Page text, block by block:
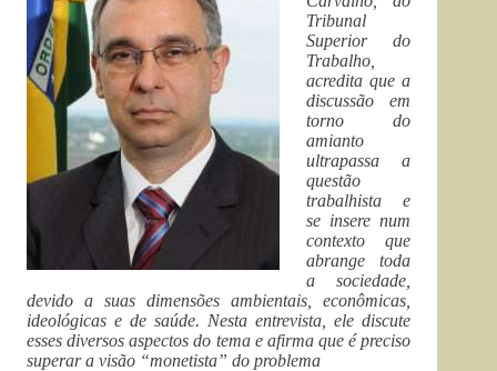
Tribunal
Superior do
Trabalho,
acredita que a
discussão em
torno do
amianto
ultrapassa a
questão
trabalhista e
se insere num
contexto que
abrange toda
a sociedade,
devido a suas dimensões ambientais, econômicas,
ideológicas e de saúde. Nesta entrevista, ele discute
esses diversos aspectos do tema e afirma que é preciso
superar a visão “monetista” do problema